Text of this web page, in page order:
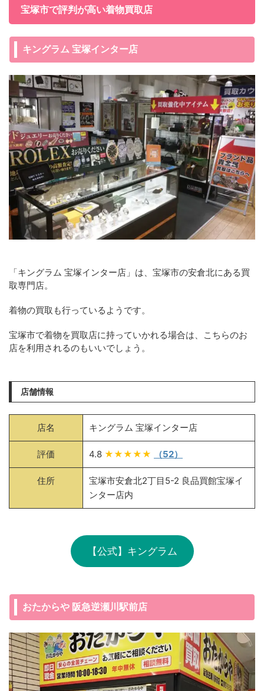
宝塚市で評判が高い着物買取店
キングラム 宝塚インター店
「キングラム 宝塚インター店」は、宝塚市の安倉北にある買
取専門店。
着物の買取も行っているようです。
宝塚市で着物を買取店に持っていかれる場合は、こちらのお
店を利用されるのもいいでしょう。
店舗情報
店名 キングラム 宝塚インター店
評価 4.8 ★★★★★ （52）
住所
宝塚市安倉北2丁目5-2 良品買館宝塚イ
ンター店内
【公式】キングラム
おたからや 阪急逆瀬川駅前店